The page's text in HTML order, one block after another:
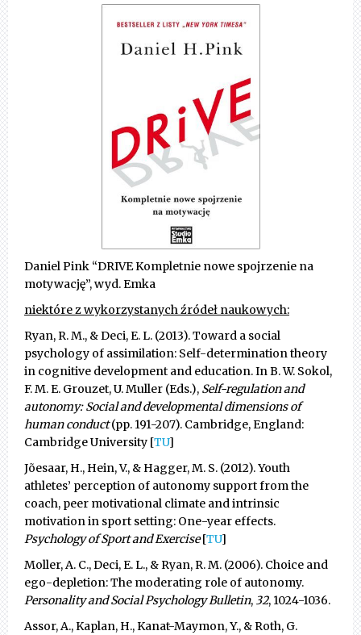
Daniel Pink “DRIVE Kompletnie nowe spojrzenie na
motywację”, wyd. Emka
niektóre z wykorzystanych źródeł naukowych:
Ryan, R. M., & Deci, E. L. (2013). Toward a social
psychology of assimilation: Self-determination theory
in cognitive development and education. In B. W. Sokol,
F. M. E. Grouzet, U. Muller (Eds.), Self-regulation and
autonomy: Social and developmental dimensions of
human conduct(pp. 191-207). Cambridge, England:
Cambridge University [TU]
Jõesaar, H., Hein, V., & Hagger, M. S. (2012). Youth
athletes’ perception of autonomy support from the
coach, peer motivational climate and intrinsic
motivation in sport setting: One-year effects.
Psychology of Sport and Exercise[TU]
Moller, A. C., Deci, E. L., & Ryan, R. M. (2006). Choice and
ego-depletion: The moderating role of autonomy.
Personality and Social Psychology Bulletin, 32, 1024-1036.
Assor, A., Kaplan, H., Kanat-Maymon, Y., & Roth, G.